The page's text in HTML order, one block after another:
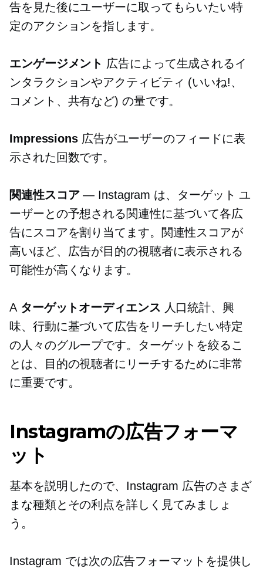
告を見た後にユーザーに取ってもらいたい特
定のアクションを指します。
エンゲージメント 広告によって生成されるイ
ンタラクションやアクティビティ (いいね!、
コメント、共有など) の量です。
Impressions広告がユーザーのフィードに表
示された回数です。
関連性スコア— Instagram は、ターゲット ユ
ーザーとの予想される関連性に基づいて各広
告にスコアを割り当てます。関連性スコアが
高いほど、広告が目的の視聴者に表示される
可能性が高くなります。
A ターゲットオーディエンス 人口統計、興
味、行動に基づいて広告をリーチしたい特定
の人々のグループです。ターゲットを絞るこ
とは、目的の視聴者にリーチするために非常
に重要です。
Instagramの広告フォーマ
ット
基本を説明したので、Instagram 広告のさまざ
まな種類とその利点を詳しく見てみましょ
う。
Instagram では次の広告フォーマットを提供し